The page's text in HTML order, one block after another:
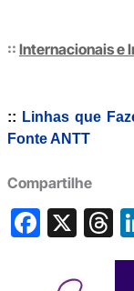
:: Internacionais e
:: Linhas que
Fonte ANTT
Compartilhe
F X T